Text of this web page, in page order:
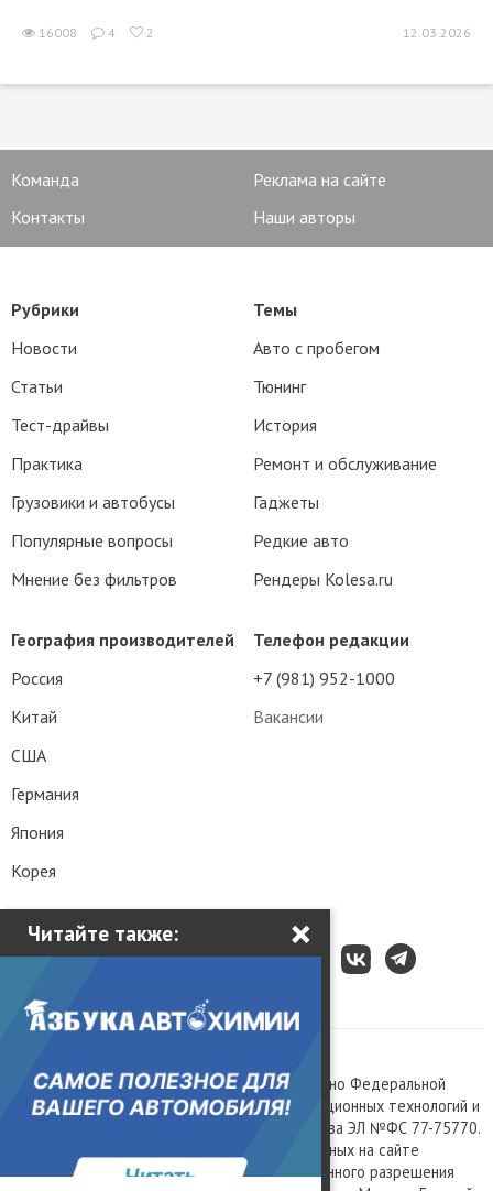
Читайте также: ×
16008 4 2 12.03.2026
Команда
Реклама на сайте
Контакты
Наши авторы
Телефон редакции
+7 (981) 952-1000
Вакансии
Рубрики
Новости
Статьи
Тест-драйвы
Практика
Грузовики и автобусы
Популярные вопросы
Мнение без фильтров
Темы
Авто с пробегом
Тюнинг
История
Ремонт и обслуживание
Гаджеты
Редкие авто
Рендеры Kolesa.ru
География производителей
Россия
Китай
США
Германия
Япония
Корея
Сетевое издание «Kolesa.ru», зарегистрировано Федеральной
службой по надзору в сфере связи, информационных технологий и
массовых коммуникаций, номер свидетельства ЭЛ №ФС 77-75770.
Любое использование материалов, размещенных на сайте
www.kolesa.ru, допускается только с письменного разрешения